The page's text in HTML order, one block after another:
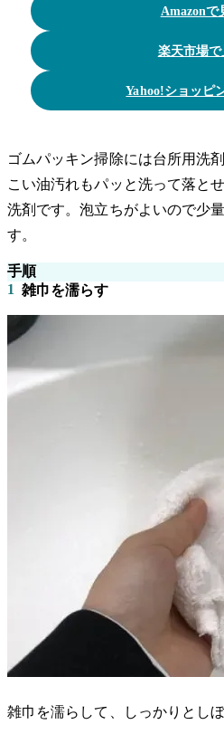
Amazonで
楽天市場で
Yahoo!ショッピ
ゴムパッキン掃除には台所用洗
こい油汚れもパッと洗って落と
洗剤です。泡立ちがよいので少
す。
手順
1 雑巾を濡らす
雑巾を濡らして、しっかりとしぼ